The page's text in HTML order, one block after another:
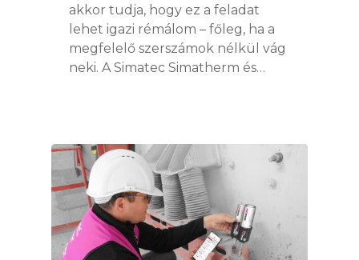
akkor tudja, hogy ez a feladat
lehet igazi rémálom – főleg, ha a
megfelelő szerszámok nélkül vág
neki. A Simatec Simatherm és…